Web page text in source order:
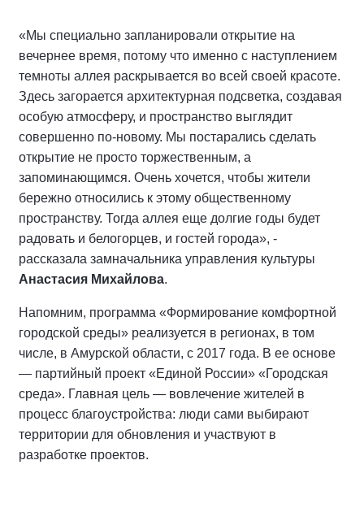
«Мы специально запланировали открытие на
вечернее время, потому что именно с наступлением
темноты аллея раскрывается во всей своей красоте.
Здесь загорается архитектурная подсветка, создавая
особую атмосферу, и пространство выглядит
совершенно по-новому. Мы постарались сделать
открытие не просто торжественным, а
запоминающимся. Очень хочется, чтобы жители
бережно относились к этому общественному
пространству. Тогда аллея еще долгие годы будет
радовать и белогорцев, и гостей города», -
рассказала замначальника управления культуры
Анастасия Михайлова.
Напомним, программа «Формирование комфортной
городской среды» реализуется в регионах, в том
числе, в Амурской области, с 2017 года. В ее основе
— партийный проект «Единой России» «Городская
среда». Главная цель — вовлечение жителей в
процесс благоустройства: люди сами выбирают
территории для обновления и участвуют в
разработке проектов.